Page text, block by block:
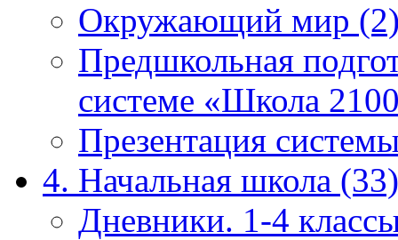
Окружающий мир
Предшкольная
системе «Школа
Презентация
4. Начальная школа (33)
Дневники. 1-4